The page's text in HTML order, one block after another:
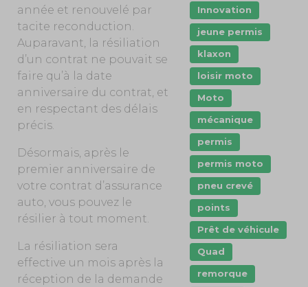
année et renouvelé par
tacite reconduction.
Auparavant, la résiliation
d’un contrat ne pouvait se
faire qu’à la date
anniversaire du contrat, et
en respectant des délais
précis.
Désormais, après le
premier anniversaire de
votre contrat d’assurance
auto, vous pouvez le
résilier à tout moment.
La résiliation sera
effective un mois après la
réception de la demande
Innovation
jeune permis
klaxon
loisir moto
Moto
mécanique
permis
permis moto
pneu crevé
points
Prêt de véhicule
Quad
remorque